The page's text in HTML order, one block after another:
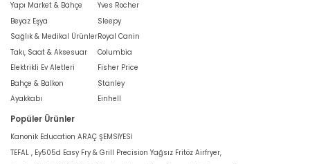
Yapı Market & Bahçe
Beyaz Eşya
Sağlık & Medikal Ürünler
Takı, Saat & Aksesuar
Elektrikli Ev Aletleri
Bahçe & Balkon
Ayakkabı
Yves Rocher
Sleepy
Royal Canin
Columbia
Fisher Price
Stanley
Einhell
Popüler Ürünler
Kanonik Education ARAÇ ŞEMSİYESİ
TEFAL , Ey505d Easy Fry & Grill Precision Yağsız Fritöz Airfryer,